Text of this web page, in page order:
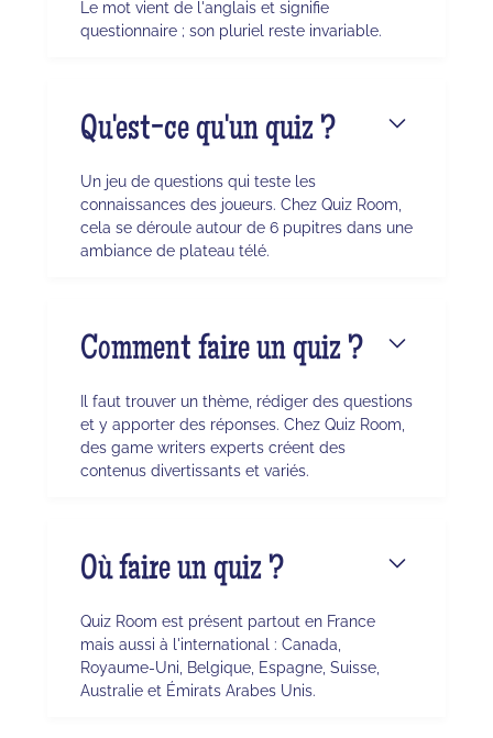
Le mot vient de l'anglais et signifie
questionnaire ; son pluriel reste invariable.
Qu'est-ce qu'un quiz ?
Un jeu de questions qui teste les
connaissances des joueurs. Chez Quiz Room,
cela se déroule autour de 6 pupitres dans une
ambiance de plateau télé.
Comment faire un quiz ?
Il faut trouver un thème, rédiger des questions
et y apporter des réponses. Chez Quiz Room,
des game writers experts créent des
contenus divertissants et variés.
Où faire un quiz ?
Quiz Room est présent partout en France
mais aussi à l'international : Canada,
Royaume-Uni, Belgique, Espagne, Suisse,
Australie et Émirats Arabes Unis.